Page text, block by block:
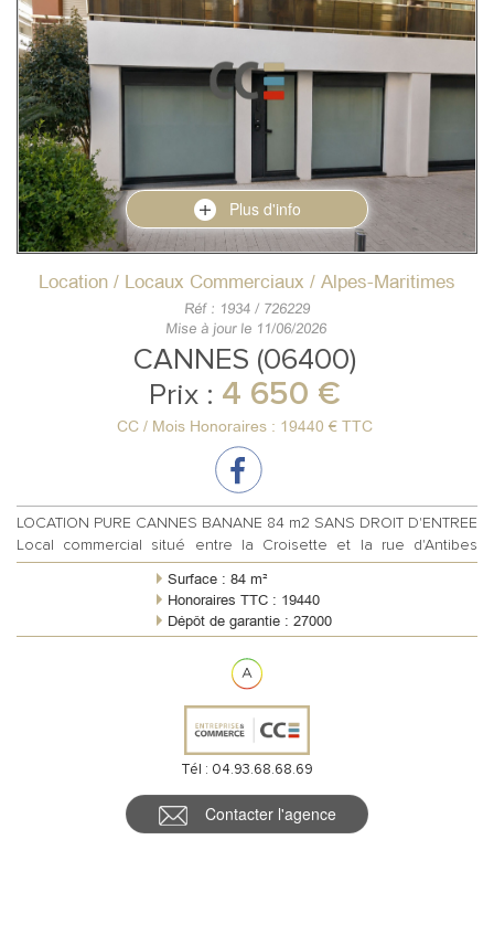
Plus d'info
Location / Locaux Commerciaux / Alpes-Maritimes
Réf : 1934 / 726229
Mise à jour le 11/06/2026
CANNES (06400)
Prix : 4 650 €
CC / Mois Honoraires : 19440 € TTC
LOCATION PURE CANNES BANANE 84 m2 SANS DROIT D'ENTREE
Local commercial situé entre la Croisette et la rue d'Antibes
d'une surface approximative...
Surface : 84 m²
Honoraires TTC : 19440
Dépôt de garantie : 27000
Règlement charges : Forfaitaires mensuelles
Meublé : Non
Tél : 04.93.68.68.69
Contacter l'agence